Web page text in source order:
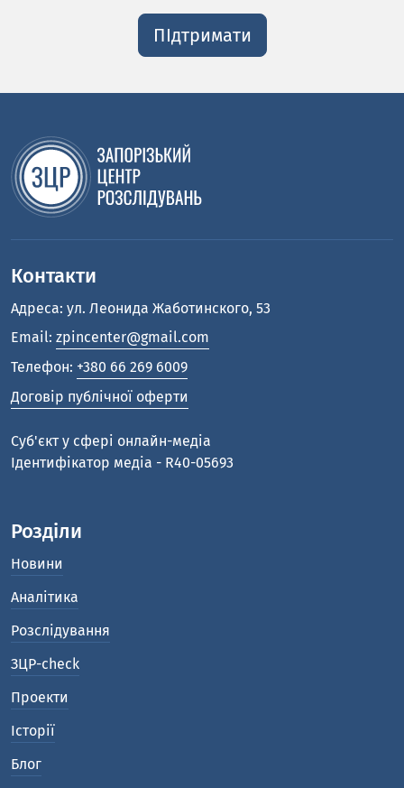
ПІдтримати
Контакти
Адреса: ул. Леонида Жаботинского, 53
Email: zpincenter@gmail.com
Телефон: +380 66 269 6009
Договір публічної оферти
Cуб'єкт у сфері онлайн-медіа
Ідентифікатор медіа - R40-05693
Розділи
Новини
Аналітика
Розслідування
ЗЦР-check
Проекти
Історії
Блог